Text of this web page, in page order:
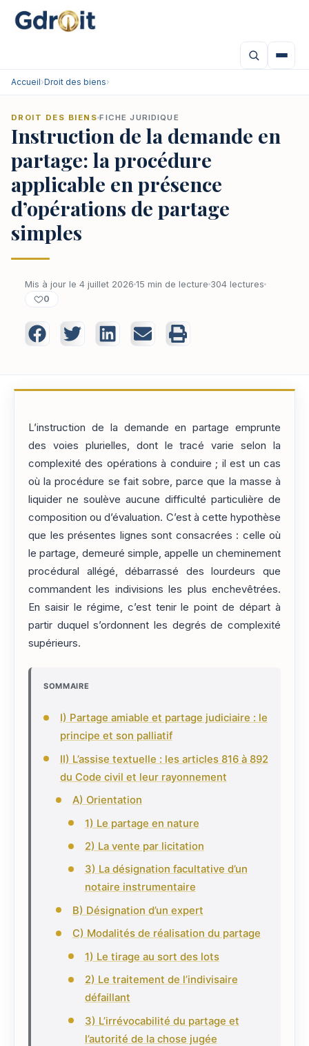
Accueil›Droit des biens›
DROIT DES BIENS FICHE JURIDIQUE
Instruction de la demande en
partage: la procédure
applicable en présence
d’opérations de partage
simples
Mis à jour le 4 juillet 2026 15 min de lecture 304 lectures
0
L’instruction de la demande en partage emprunte
des voies plurielles, dont le tracé varie selon la
complexité des opérations à conduire ; il est un cas
où la procédure se fait sobre, parce que la masse à
liquider ne soulève aucune difficulté particulière de
composition ou d’évaluation. C’est à cette hypothèse
que les présentes lignes sont consacrées : celle où
le partage, demeuré simple, appelle un cheminement
procédural allégé, débarrassé des lourdeurs que
commandent les indivisions les plus enchevêtrées.
En saisir le régime, c’est tenir le point de départ à
partir duquel s’ordonnent les degrés de complexité
supérieurs.
SOMMAIRE
I) Partage amiable et partage judiciaire : le
principe et son palliatif
II) L’assise textuelle : les articles 816 à 892
du Code civil et leur rayonnement
A) Orientation
1) Le partage en nature
2) La vente par licitation
3) La désignation facultative d’un
notaire instrumentaire
B) Désignation d’un expert
C) Modalités de réalisation du partage
1) Le tirage au sort des lots
2) Le traitement de l’indivisaire
défaillant
3) L’irrévocabilité du partage et
l’autorité de la chose jugée